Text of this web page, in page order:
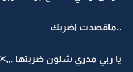
..ماقصدت اضربك
يا ربي مدري شلون ضربتها